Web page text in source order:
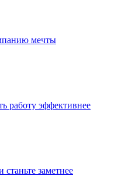
мечты
работу эффективнее
заметнее